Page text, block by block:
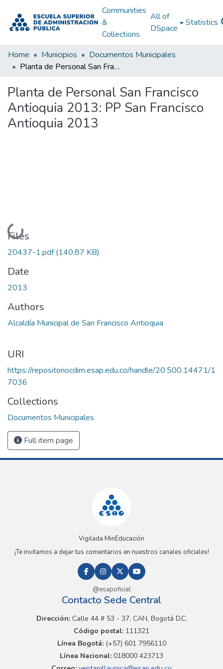
Communities
&
Collections
All of
DSpace
Statistics
Home Municipios
Documentos Municipales
Planta de Personal San Francisco Antioquia 2013: PP San Francisco Antioquia 2013
Planta de Personal San Francisco
Antioquia 2013: PP San Francisco
Antioquia 2013
Loading...
Files
20437-1.pdf(140.87 KB)
Date
2013
Authors
Alcaldía Municipal de San Francisco Antioquia
URI
https://repositoriocdim.esap.edu.co/handle/20.500.14471/1
7036
Collections
Documentos Municipales
Full item page
Vigilada MinEducación
¡Te invitamos a dejar tus comentarios en nuestros canales oficiales!
@esapoficial
Contacto Sede Central
Dirección:Calle 44 # 53 - 37, CAN, Bogotá D.C.
Código postal: 111321
Línea Bogotá:(+57) 601 7956110
Línea Nacional: 018000 423713